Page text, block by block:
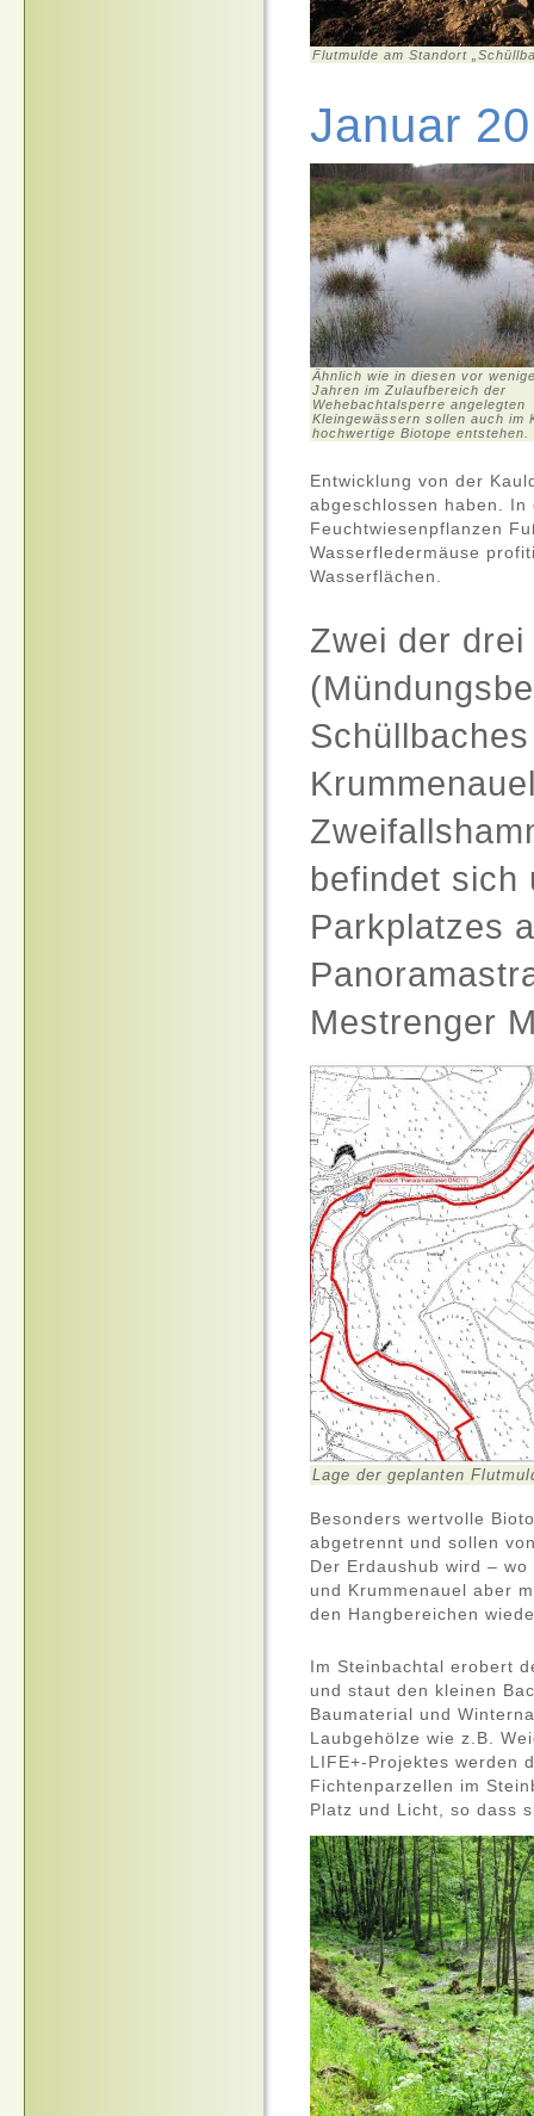
Flutmulde am Standort
Januar
Ähnlich wie in diesen vor
Jahren im Zulaufbereich der
Wehebachtalsperre angelegten
Kleingewässern sollen auch im
hochwertige Biotope entstehen.
Entwicklung von der
abgeschlossen haben.
Feuchtwiesenpflanzen
Wasserfledermäuse
Wasserflächen.
Zwei der
befindet sich
Parkplatzes
Mestrenger
Lage der geplanten
Besonders wertvolle
abgetrennt und sollen
Der Erdaushub wird –
und Krummenauel aber
den Hangbereichen
Im Steinbachtal erobert
und staut den kleinen
Baumaterial und
Laubgehölze wie z.B.
LIFE+-Projektes werden
Fichtenparzellen im
Platz und Licht, so dass